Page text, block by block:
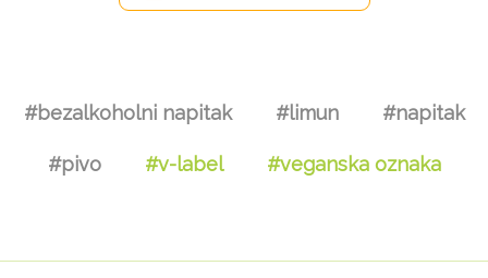
#bezalkoholni napitak #limun #napitak
#pivo #v-label #veganska oznaka